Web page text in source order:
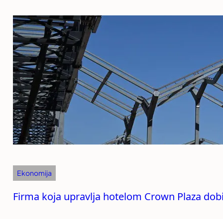
Ekonomija
Firma koja upravlja hotelom Crown Plaza